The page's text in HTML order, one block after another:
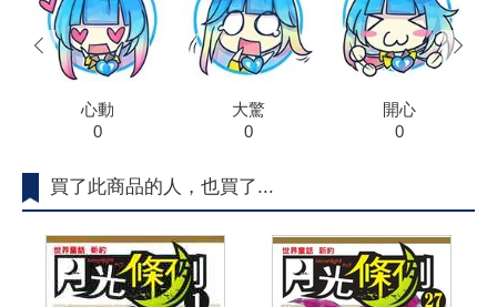
心動
0
大驚
0
開心
0
prev next
買了此商品的人，也買了...